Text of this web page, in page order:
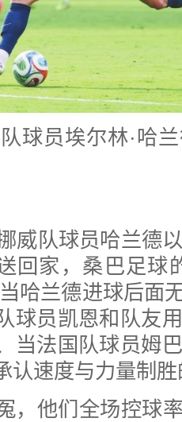
员埃尔林·哈兰
队球员哈兰德以
回家，桑巴足球
哈兰德进球后面
球员凯恩和队友
当法国队球员姆
认速度与力量制
他们全场控球率